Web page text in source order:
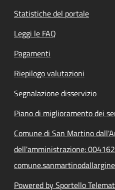
Statistiche del portale
Leggi le FAQ
Pagamenti
Riepilogo valutazioni
Segnalazione disservizio
Piano di miglioramento dei
Comune di San Martino
dell'amministrazione:
Powered by Sportello